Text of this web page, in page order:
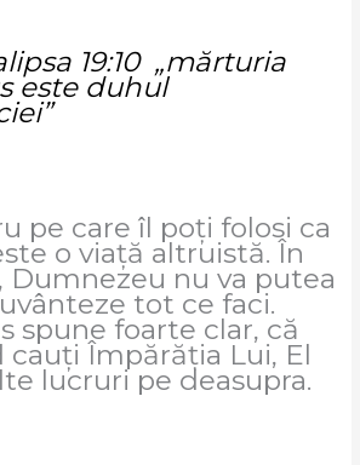
19:10 „mărturia
este duhul
pe care îl poți folosi ca
o viață altruistă. În
Dumnezeu nu va putea
tot ce faci.
spune foarte clar, că
cauți Împărăția Lui, El
lucruri pe deasupra.